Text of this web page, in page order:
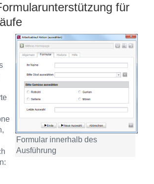
für
Formular innerhalb des
Ausführung